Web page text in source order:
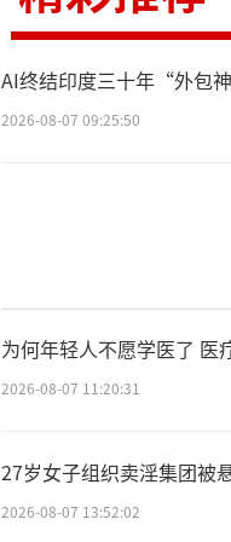
AI终结印度三十年“外包
2026-08-07 09:25:50
为何年轻人不愿学医了 医
2026-08-07 11:20:31
27岁女子组织卖淫集团被
2026-08-07 13:52:02